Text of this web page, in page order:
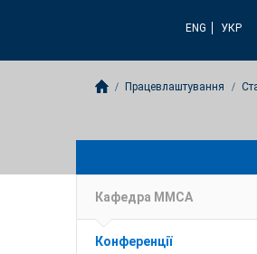
ENG УКР
Працевлаштування
Кафедра ММСА
Конференції